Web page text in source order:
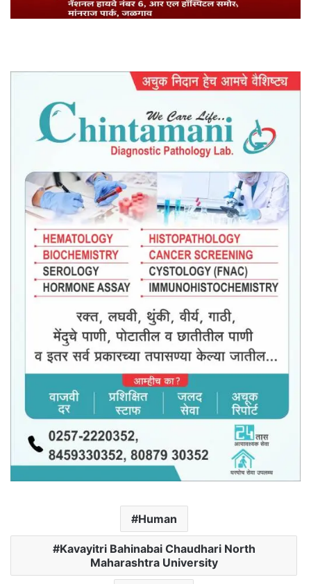
Human
Kavayitri Bahinabai Chaudhari North
Maharashtra University